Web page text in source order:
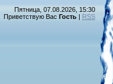
Пятница, 07.08.2026, 15:30
Приветствую Вас Гость | RSS